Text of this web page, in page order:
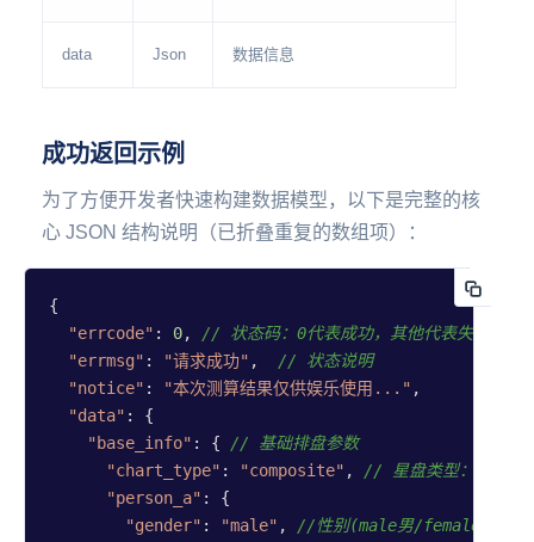
data Json 数据信息
成功返回示例
为了方便开发者快速构建数据模型，以下是完整的核
心 JSON 结构说明（已折叠重复的数组项）：
{
"errcode" : 0, // 状态码：0代表成功，其他代表失败
"errmsg" : "请求成功" , // 状态说明
"notice" : "本次测算结果仅供娱乐使用..." ,
"data" : {
"base_info" : { // 基础排盘参数
"chart_type" : "composite" , // 星盘类型：
"person_a" : {
"gender" : "male" , //性别(male男/female女)